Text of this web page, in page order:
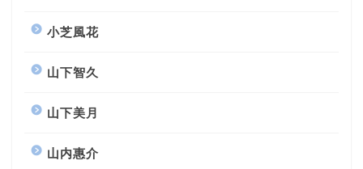
小芝風花
山下智久
山下美月
山内惠介